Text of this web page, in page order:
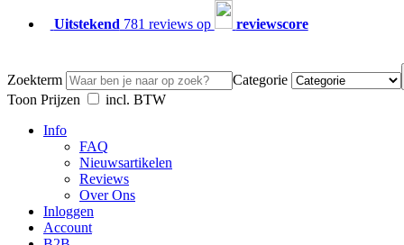
Uitstekend 781 reviews op reviewscore
Zoekterm
Categorie
Toon Prijzen
incl. BTW
Info
FAQ
Nieuwsartikelen
Reviews
Over Ons
Inloggen
Account